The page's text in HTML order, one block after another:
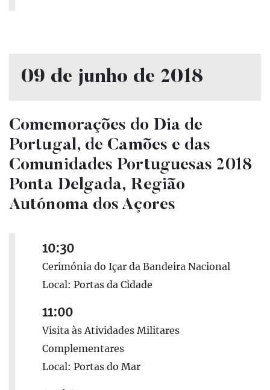
09 de junho de 2018
Comemorações do Dia de
Portugal, de Camões e das
Comunidades Portuguesas 2018
Ponta Delgada, Região
Autónoma dos Açores
10:30
Cerimónia do Içar da Bandeira Nacional
Local: Portas da Cidade
11:00
Visita às Atividades Militares
Complementares
Local: Portas do Mar